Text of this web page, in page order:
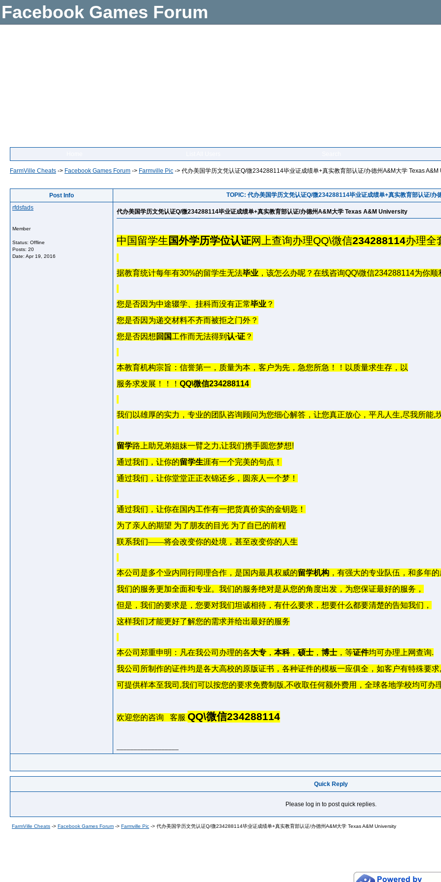
Facebook Games Forum
FarmVille Cheats -> Facebook Games Forum -> Farmville Pic -> 代办美国学历文凭认证Q/微234288114毕业证成绩单+真实教育部认证/办德州A&M大学 Texas A&M
Post Info
TOPIC: 代办美国学历文凭认证Q/微234288114毕业证成绩单+真实教育部认证/
rfdsfads
Member
Status: Offline
Posts: 20
Date: Apr 19, 2016
代办美国学历文凭认证Q/微234288114毕业证成绩单+真实教育部认证/办德州A&M大学 Texas A&M University
中国留学生 国外学历学位认证网上查询办理QQ\微信234288114办理全
据教育统计每年有30%的留学生无法毕业 ，该怎么办呢？在线咨询QQ\微信234288114为你顺
您是否因为中途辍学、挂科而没有正常毕业 ？
您是否因为递交材料不齐而被拒之门外？
您是否因想 回国工作而无法得到 认·证 ？
本教育机构宗旨：信誉第一，质量为本，客户为先，急您所急！！以质量求生存，以
服务求发展！！！ QQ\微信234288114
我们以雄厚的实力，专业的团队咨询顾问为您细心解答，让您真正放心，平凡人生,尽我所能,
留学路上助兄弟姐妹一臂之力,让我们携手圆您梦想!
通过我们，让你的留学生涯有一个完美的句点！
通过我们，让你堂堂正正衣锦还乡，圆亲人一个梦！
通过我们，让你在国内工作有一把货真价实的金钥匙！
为了亲人的期望 为了朋友的目光 为了自已的前程
联系我们——将会改变你的处境，甚至改变你的人生
本公司是多个业内同行同理合作，是国内最具权威的留学机构 ，有强大的专业队伍，和多年的
我们的服务更加全面和专业。我们的服务绝对是从您的角度出发，为您保证最好的服务，
但是，我们的要求是，您要对我们坦诚相待，有什么要求，想要什么都要清楚的告知我们，
这样我们才能更好了解您的需求并给出最好的服务
本公司郑重申明：凡在我公司办理的各大专 ， 本科， 硕士 ， 博士 ，等证件均可办理上网查询.
我公司所制作的证件均是各大高校的原版证书，各种证件的模板一应俱全，如客户有特殊要求,
可提供样本至我司 ,我们可以按您的要求免费制版,不收取任何额外费用，全球各地学校均可办
欢迎您的咨询 客服 QQ\微信234288114
Quick Reply
Please log in to post quick replies.
FarmVille Cheats -> Facebook Games Forum -> Farmville Pic -> 代办美国学历文凭认证Q/微234288114毕业证成绩单+真实教育部认证/办德州A&M大学 Texas A&M University